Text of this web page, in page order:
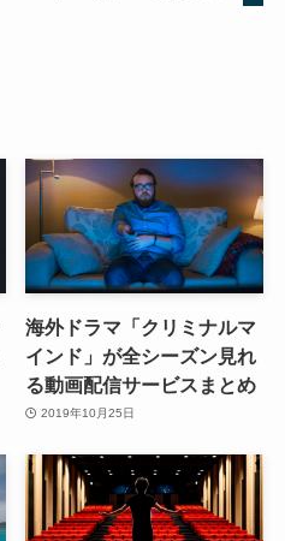
海外ドラマ「クリミナルマ
インド」が全シーズン見れ
る動画配信サービスまとめ
2019年10月25日